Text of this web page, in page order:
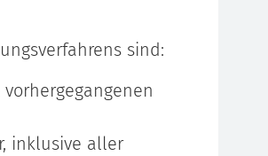
sind:
inklusive aller